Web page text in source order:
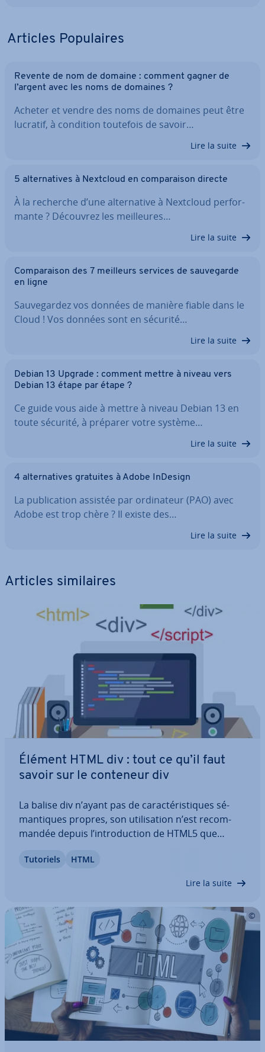
Articles Po­pu­laires
Revente de nom de domaine : comment gagner de
l’argent avec les noms de domaines ?
Acheter et vendre des noms de domaines peut être
lucratif, à condition toutefois de savoir…
Lire la suite
5 al­ter­na­tives à Nextcloud en com­pa­rai­son directe
À la recherche d’une al­ter­na­tive à Nextcloud per­for­
mante ? Découvrez les meil­leures…
Lire la suite
Com­pa­rai­son des 7 meilleurs services de sau­ve­garde
en ligne
Sau­ve­gar­dez vos données de manière fiable dans le
Cloud ! Vos données sont en sécurité…
Lire la suite
Debian 13 Upgrade : comment mettre à niveau vers
Debian 13 étape par étape ?
Ce guide vous aide à mettre à niveau Debian 13 en
toute sécurité, à préparer votre système…
Lire la suite
4 al­ter­na­tives gratuites à Adobe InDesign
La pu­bli­ca­tion assistée par or­di­na­teur (PAO) avec
Adobe est trop chère ? Il existe des…
Lire la suite
Articles si­mi­laires
Élément HTML div : tout ce qu’il faut
savoir sur le conteneur div
La balise div n’ayant pas de ca­rac­té­ris­tiques sé­
man­tiques propres, son uti­li­sa­tion n’est re­com­
man­dée depuis l’in­tro­duc­tion de HTML5 que
nible. Vous ap­pren­drez ici tout ce qu’il faut savoir
Tutoriels HTML
Lire la suite